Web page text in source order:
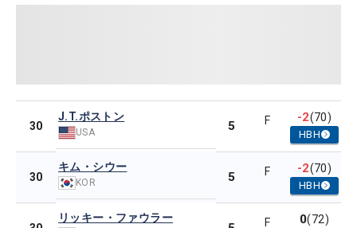
30
J.T.ポストン
USA 5 F -2(70)
HBH
30
キム・シウー
KOR 5 F -2(70)
HBH
リッキー・ファウラー F 0(72)